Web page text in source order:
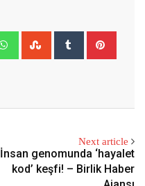
Next article
İnsan genomunda ‘hayalet
kod’ keşfi! – Birlik Haber